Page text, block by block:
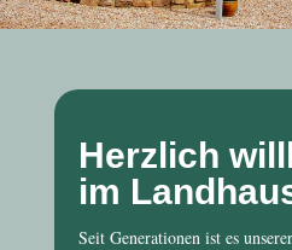
Herzlich
im
Seit Generationen ist es